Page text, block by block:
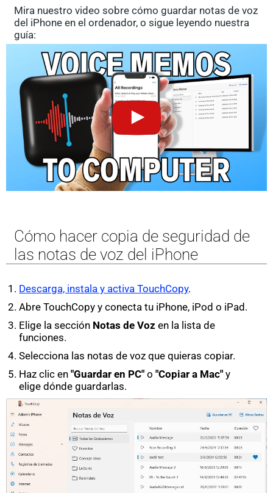
Mira nuestro video sobre cómo guardar notas de voz
del iPhone en el ordenador, o sigue leyendo nuestra
guía:
Cómo hacer copia de seguridad de
las notas de voz del iPhone
Descarga, instala y activa TouchCopy.
Abre TouchCopy y conecta tu iPhone, iPod o iPad.
Elige la sección Notas de Voz en la lista de
funciones.
Selecciona las notas de voz que quieras copiar.
Haz clic en"Guardar en PC" o"Copiar a Mac" y
elige dónde guardarlas.